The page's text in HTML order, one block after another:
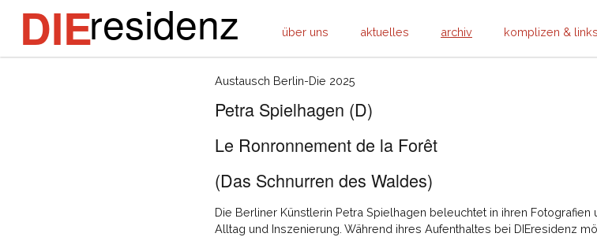
DIEresidenz über uns aktuelles archiv komplizen & links
Austausch Berlin-Die 2025
Petra Spielhagen (D)
Le Ronronnement de la Forêt
(Das Schnurren des Waldes)
Die Berliner Künstlerin Petra Spielhagen beleuchtet in ihren
Alltag und Inszenierung. Während ihres Aufenthaltes bei DIEresidenz